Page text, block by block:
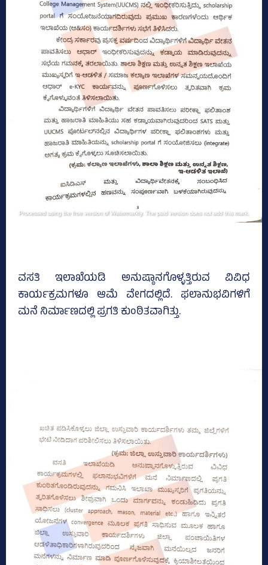
ವಸತಿ ಇಲಾಖೆಯಡಿ ಅನುಷ್ಠಾನಗೊಳ್ಳತ್ತಿರುವ ವಿವಿಧ
ಕಾರ್ಯಕ್ರಮಗಳೂ ಆಮೆ ವೇಗದಲ್ಲಿದೆ. ಫಲಾನುಭವಿಗಳಿಗೆ
ಮನೆ ನಿರ್ಮಾಣದಲ್ಲಿ ಪ್ರಗತಿ ಕುಂಠಿತವಾಗಿತ್ತು.